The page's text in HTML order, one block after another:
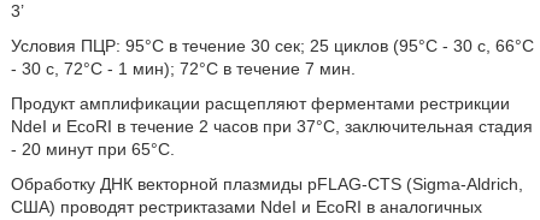
3’
Условия ПЦР: 95°С в течение 30 сек; 25 циклов (95°С - 30 с, 66°С
- 30 с, 72°С - 1 мин); 72°С в течение 7 мин.
Продукт амплификации расщепляют ферментами рестрикции
NdeI и EcoRI в течение 2 часов при 37°C, заключительная стадия
- 20 минут при 65°C.
Обработку ДНК векторной плазмиды pFLAG-CTS (Sigma-Aldrich,
США) проводят рестриктазами NdeI и EcoRI в аналогичных